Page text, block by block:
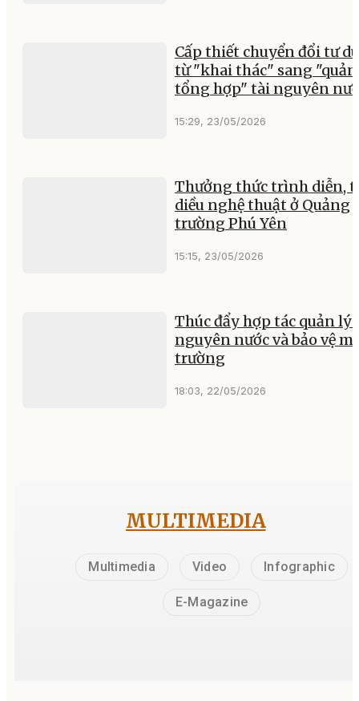
Cấp thiết chuyển đổi tư
từ "khai thác" sang
tổng hợp" tài nguyên
15:29, 23/05/2026
Thưởng thức trình diễn,
diều nghệ thuật ở Quảng
trường Phú Yên
15:15, 23/05/2026
Thúc đẩy hợp tác quản lý
nguyên nước và bảo vệ
trường
18:03, 22/05/2026
MULTIMEDIA
Multimedia Video Infographic
E-Magazine